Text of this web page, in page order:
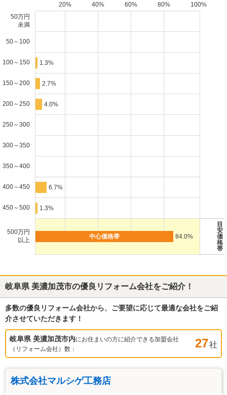
20% 40% 60% 80%
100%
50万円
未満
50～100
100～150 1.3%
150～200 2.7%
200～250 4.0%
250～300
300～350
350～400
400～450 6.7%
450～500 1.3%
500万円
以上
84.0%
目
安
価
格
帯
岐阜県 美濃加茂市の優良リフォーム会社をご紹介！
多数の優良リフォーム会社から、ご要望に応じて最適な会社をご紹
介させていただきます！
岐阜県 美濃加茂市内にお住まいの方に紹介できる加盟会社
（リフォーム会社）数：
27社
株式会社マルシゲ工務店